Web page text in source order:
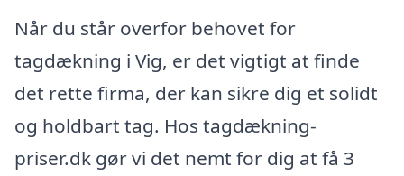
Når du står overfor behovet for
tagdækning i Vig, er det vigtigt at finde
det rette firma, der kan sikre dig et solidt
og holdbart tag. Hos tagdækning-
priser.dk gør vi det nemt for dig at få 3